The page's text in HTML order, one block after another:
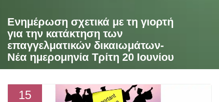
Ενημέρωση σχετικά με τη γιορτή
για την κατάκτηση των
επαγγελματικών δικαιωμάτων-
Νέα ημερομηνία Τρίτη 20 Ιουνίου
15